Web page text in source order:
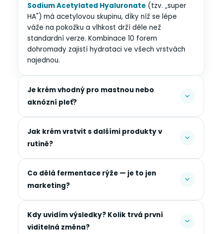
Sodium Acetylated Hyaluronate (tzv. „super
HA") má acetylovou skupinu, díky níž se lépe
váže na pokožku a vlhkost drží déle než
standardní verze. Kombinace 10 forem
dohromady zajistí hydrataci ve všech vrstvách
najednou.
Je krém vhodný pro mastnou nebo
aknózní pleť?
Jak krém vrstvit s dalšími produkty v
rutině?
Co dělá fermentace rýže — je to jen
marketing?
Kdy uvidím výsledky? Kolik trvá první
viditelná změna?